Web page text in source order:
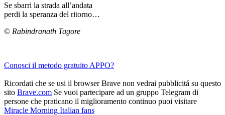
Se sbarri la strada all’andata
perdi la speranza del ritorno…
© Rabindranath Tagore
Conosci il metodo gratuito APPO?
Ricordati che se usi il browser Brave non vedrai pubblicitá su questo
sito Brave.com Se vuoi partecipare ad un gruppo Telegram di
persone che praticano il miglioramento continuo puoi visitare
Miracle Morning Italian fans